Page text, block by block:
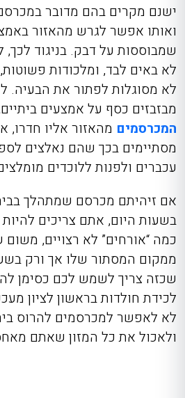
ישנם מקרים בהם מדובר
ואותו אפשר לגרש מהאזור
שמבוססות על דבק. בניגוד לכך,
לא באים לבד, ומלכודות
לא מסוגלות לפתור את הבעיה.
מבזבזים כסף על אמצעים
המכרסמים מהאזור אליו חדרו,
מסתיימים בכך שהם נאלצים
עכברים ולפנות ללוכדים
אם זיהיתם מכרסם שמתהלך
בשעות היום, אתם צריכים
כמה “אורחים” לא רצויים, משום
ממקום המסתור שלו אך ורק
שכזה צריך לשמש לכם כסימן
לכידת חולדות בראשון לציון
לא לאפשר למכרסמים להרוס
ולאכול את כל המזון שאתם